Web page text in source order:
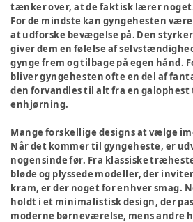
tænker over, at de faktisk lærer
For de mindste kan gyngehesten
at udforske bevægelse på. Den
giver dem en følelse af
gynge frem og tilbage på egen hånd.
bliver gyngehesten ofte en del af
den forvandles til alt fra en
enhjørning.
Mange forskellige designs at vælge
Når det kommer til gyngeheste, er
nogensinde før. Fra klassiske
bløde og plyssede modeller, der
kram, er der noget for enhver smag.
holdt i et minimalistisk design, der
moderne børneværelse, mens andre